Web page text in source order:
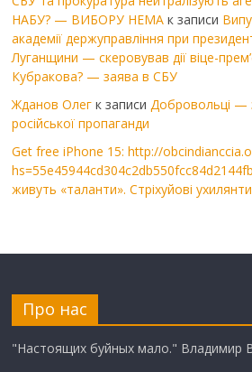
НАБУ? — ВИБОРУ НЕМА к записи
академії держуправління при
Луганщини — скеровував дії віце-
Кубракова? — заява в СБУ
Жданов Олег к записиДобровольці —
російської пропаганди
Get free iPhone 15: http://
живуть «таланти». Стріхуйові ухилянти
Про нас
"Настоящих буйных мало." Владимир